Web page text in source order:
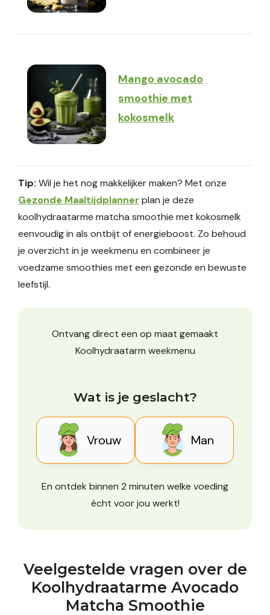
Mango avocado
smoothie met
kokosmelk
Tip: Wil je het nog makkelijker maken? Met onze
Gezonde Maaltijdplanner plan je deze
koolhydraatarme matcha smoothie met kokosmelk
eenvoudig in als ontbijt of energieboost. Zo behoud
je overzicht in je weekmenu en combineer je
voedzame smoothies met een gezonde en bewuste
leefstijl.
Ontvang direct een op maat gemaakt
Koolhydraatarm weekmenu
Wat is je geslacht?
Vrouw Man
En ontdek binnen 2 minuten welke voeding
écht voor jou werkt!
Veelgestelde vragen over de
Koolhydraatarme Avocado
Matcha Smoothie